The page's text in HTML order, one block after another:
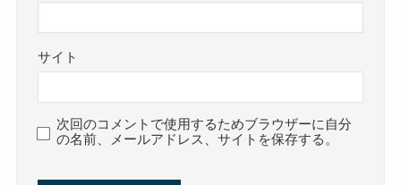
サイト
次回のコメントで使用するためブラウザーに自分
の名前、メールアドレス、サイトを保存する。